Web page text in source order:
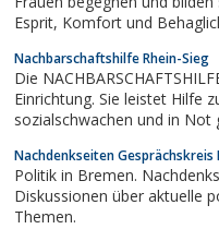
Esprit, Komfort und
Nachbarschaftshilfe Rhein-Sieg
Die
Einrichtung. Sie leistet Hilfe
sozialschwachen und in
Nachdenkseiten Gesprächskreis
Politik in Bremen.
Diskussionen über aktuelle
Themen.